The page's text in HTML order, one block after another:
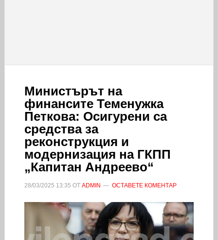
Министърът на
финансите Теменужка
Петкова: Осигурени са
средства за
реконструкция и
модернизация на ГКПП
„Капитан Андреево“
28/03/2025 13:35 ОТ ADMIN ОСТАВЕТЕ КОМЕНТАР